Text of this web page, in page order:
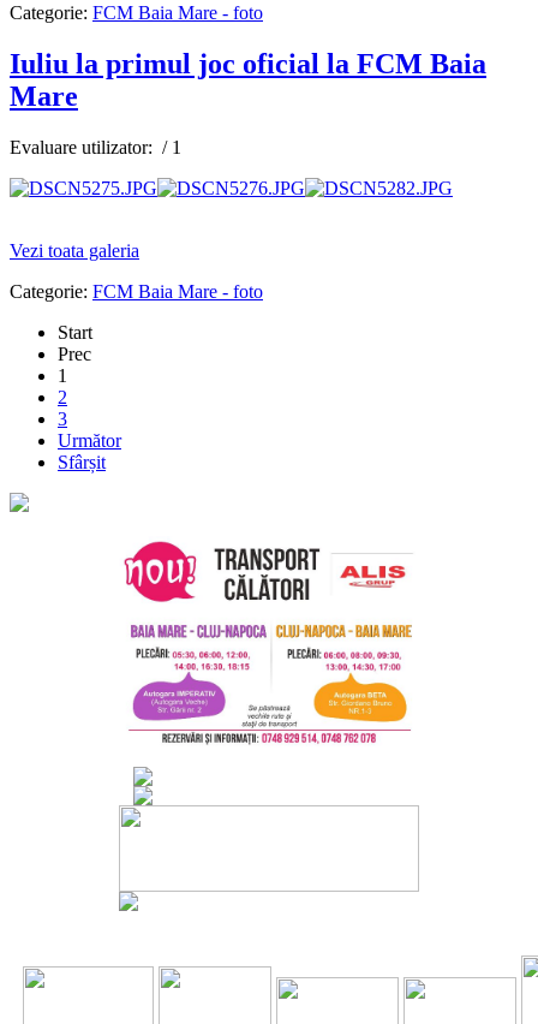
Categorie: FCM Baia Mare - foto
Iuliu la primul joc oficial la FCM Baia
Mare
Evaluare utilizator: / 1
Vezi toata galeria
Categorie: FCM Baia Mare - foto
Start
Prec
1
2
3
Următor
Sfârșit